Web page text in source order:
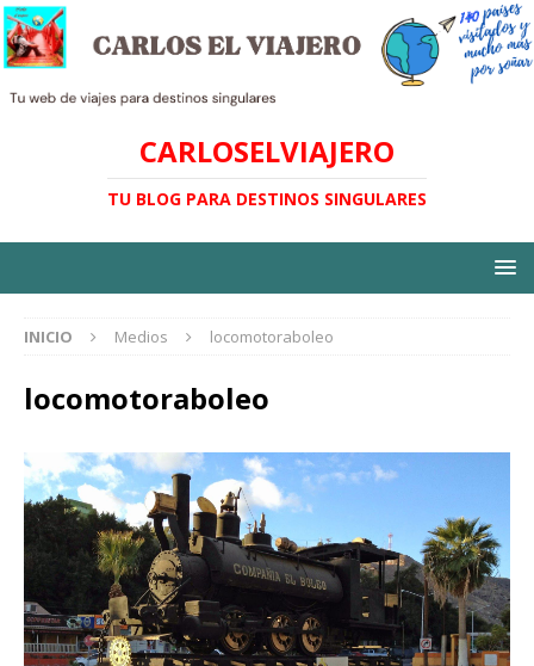
CARLOSELVIAJERO
TU BLOG PARA DESTINOS SINGULARES
INICIO Medios locomotoraboleo
locomotoraboleo